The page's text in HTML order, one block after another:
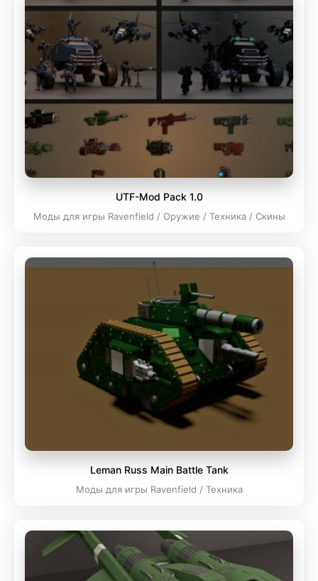
UTF-Mod Pack 1.0
Моды для игры Ravenfield / Оружие / Техника / Скины
Leman Russ Main Battle Tank
Моды для игры Ravenfield / Техника